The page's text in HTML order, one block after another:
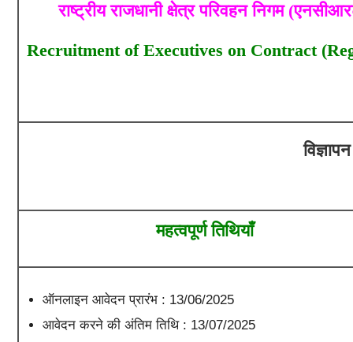
राष्ट्रीय राजधानी क्षेत्र परिवहन निगम
Recruitment of Executives on Contract
महत्वपूर्ण तिथियाँ
ऑनलाइन आवेदन प्रारंभ : 13/06/2025
आवेदन करने की अंतिम तिथि : 13/07/2025